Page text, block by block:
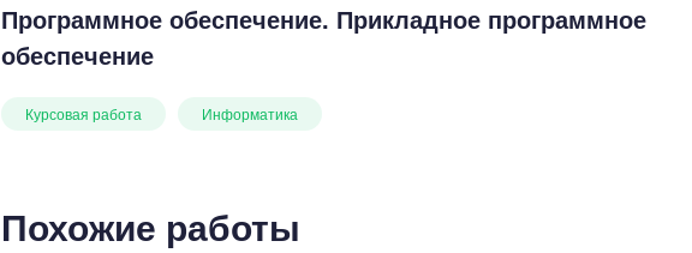
Программное обеспечение. Прикладное программное
обеспечение
Курсовая работа Информатика
Похожие работы